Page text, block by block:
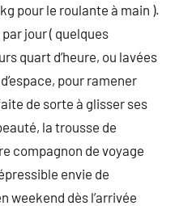
pour le roulante à main ).
jour ( quelques
quart d’heure, ou lavées
pour ramener
de sorte à glisser ses
la trousse de
compagnon de voyage
envie de
weekend dès l’arrivée